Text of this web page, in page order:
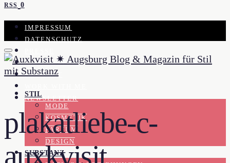
RSS 0
IMPRESSUM
DATENSCHUTZ
KOOPERATION
KONTAKT
NEWSLETTER
STIL
MODE
KOSMETIK
PARFUM
DESIGN
SUBSTANZ
plakatliebe-c-
auxkvisit